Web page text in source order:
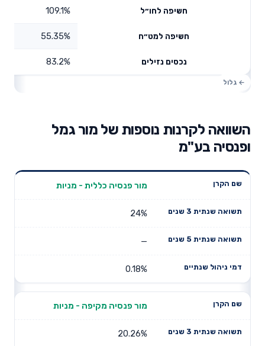
חשיפה לחו״ל 109.1%
חשיפה למט״ח 55.35%
נכסים נזילים 83.2%
השוואה לקרנות נוספות של מור גמל
ופנסיה בע"מ
שנים
תשואה
מור פנסיה כללית - מניות
24%
—
0.18%
מור פנסיה מקיפה - מניות
20.26%